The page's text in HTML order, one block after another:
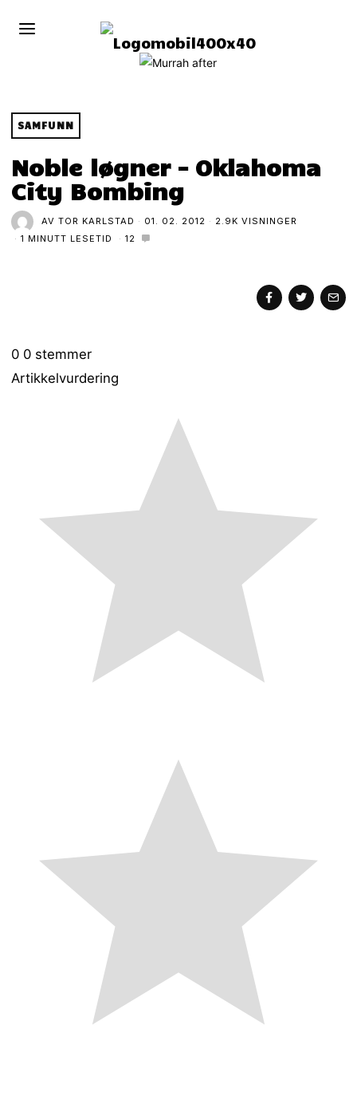
SAMFUNN
Noble løgner – Oklahoma
City Bombing
AVTOR KARLSTAD 01. 02. 2012
2.9K VISNINGER
1 MINUTT LESETID
12
0 0 stemmer
Artikkelvurdering